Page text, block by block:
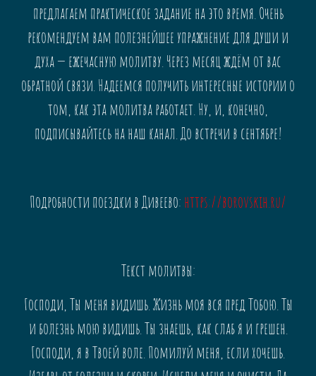
предлагаем практическое задание на это время. Очень
рекомендуем вам полезнейшее упражнение для души и
духа — ежечасную молитву. Через месяц ждём от вас
обратной связи. Надеемся получить интересные истории о
том, как эта молитва работает. Ну, и, конечно,
подписывайтесь на наш канал. До встречи в сентябре!
Подробности поездки в Дивеево: https://borovskih.ru/
Текст молитвы:
Господи, Ты меня видишь. Жизнь моя вся пред Тобою. Ты
и болезнь мою видишь. Ты знаешь, как слаб я и грешен.
Господи, я в Твоей воле. Помилуй меня, если хочешь.